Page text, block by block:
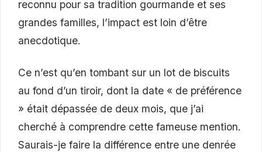
reconnu pour sa tradition gourmande et ses
grandes familles, l’impact est loin d’être
anecdotique.
Ce n’est qu’en tombant sur un lot de biscuits
au fond d’un tiroir, dont la date « de préférence
» était dépassée de deux mois, que j’ai
cherché à comprendre cette fameuse mention.
Saurais-je faire la différence entre une denrée